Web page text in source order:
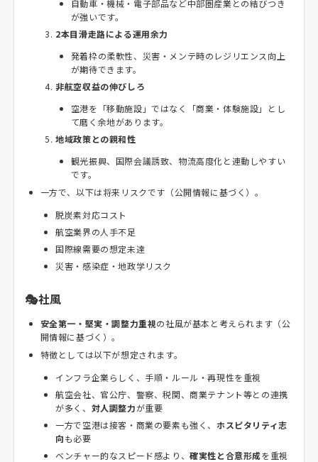
自動車・機械・電子部品など中部圏産業との結びつき
が強いです。
2本目滑走路による運用余力
発着枠の柔軟性、災害・メンテ時のレジリエンス向上
が期待できます。
非航空収益の伸びしろ
空港を「移動施設」ではなく「商業・体験施設」とし
て磨く余地があります。
地域政策との親和性
観光振興、国際会議誘致、物流高度化と連動しやすい
です。
一方で、以下は将来リスクです（公開情報に基づく）。
脱炭素対応コスト
航空業界の人手不足
国際線需要の想定未達
災害・感染症・地政学リスク
🎭社風
安全第一・堅実・調整力重視の社風が基本と考えられます（公
開情報に基づく）。
特徴としては以下が想定されます。
インフラ企業らしく、手順・ルール・再現性を重視
航空会社、官公庁、警察、税関、商業テナント等との連携
が多く、 対人調整力が重要
一方で空港は接客・商業の要素も強く、 ホスピタリティ志
向も必要
ベンチャー的なスピード感より、確実性と合意形成を重視